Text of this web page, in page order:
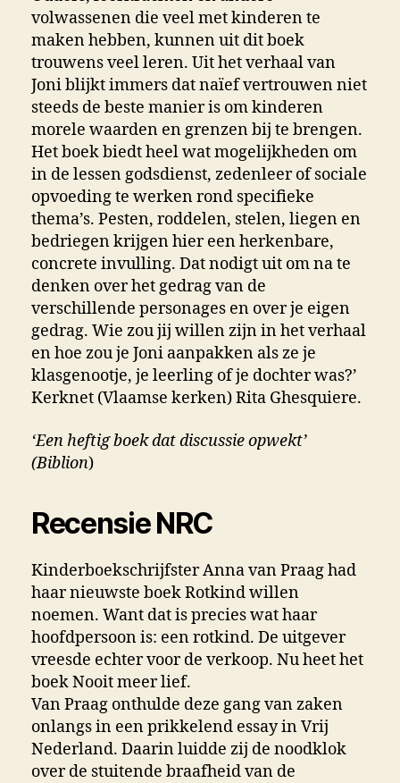
volwassenen die veel met kinderen te
maken hebben, kunnen uit dit boek
trouwens veel leren. Uit het verhaal van
Joni blijkt immers dat naïef vertrouwen niet
steeds de beste manier is om kinderen
morele waarden en grenzen bij te brengen.
Het boek biedt heel wat mogelijkheden om
in de lessen godsdienst, zedenleer of sociale
opvoeding te werken rond specifieke
thema’s. Pesten, roddelen, stelen, liegen en
bedriegen krijgen hier een herkenbare,
concrete invulling. Dat nodigt uit om na te
denken over het gedrag van de
verschillende personages en over je eigen
gedrag. Wie zou jij willen zijn in het verhaal
en hoe zou je Joni aanpakken als ze je
klasgenootje, je leerling of je dochter was?’
Kerknet (Vlaamse kerken) Rita Ghesquiere.
‘Een heftig boek dat discussie opwekt’
(Biblion)
Recensie NRC
Kinderboekschrijfster Anna van Praag had
haar nieuwste boek Rotkind willen
noemen. Want dat is precies wat haar
hoofdpersoon is: een rotkind. De uitgever
vreesde echter voor de verkoop. Nu heet het
boek Nooit meer lief.
Van Praag onthulde deze gang van zaken
onlangs in een prikkelend essay in Vrij
Nederland. Daarin luidde zij de noodklok
over de stuitende braafheid van de